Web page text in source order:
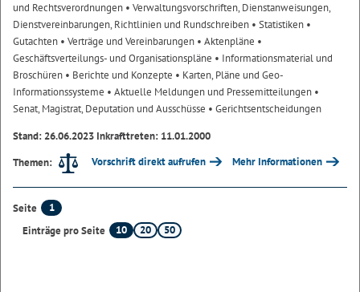
und Rechtsverordnungen • Verwaltungsvorschriften, Dienstanweisungen,
Dienstvereinbarungen, Richtlinien und Rundschreiben • Statistiken •
Gutachten • Verträge und Vereinbarungen • Aktenpläne •
Geschäftsverteilungs- und Organisationspläne • Informationsmaterial und
Broschüren • Berichte und Konzepte • Karten, Pläne und Geo-
Informationssysteme • Aktuelle Meldungen und Pressemitteilungen •
Senat, Magistrat, Deputation und Ausschüsse • Gerichtsentscheidungen
Stand: 26.06.2023 Inkrafttreten: 11.01.2000
Themen:
Vorschrift direkt aufrufen Mehr Informationen
Seite
1
Einträge pro Seite
10 20 50